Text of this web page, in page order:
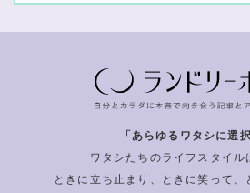
「あらゆるワタシに選
ワタシたちのライフスタイル
ときに立ち止まり、ときに笑って、